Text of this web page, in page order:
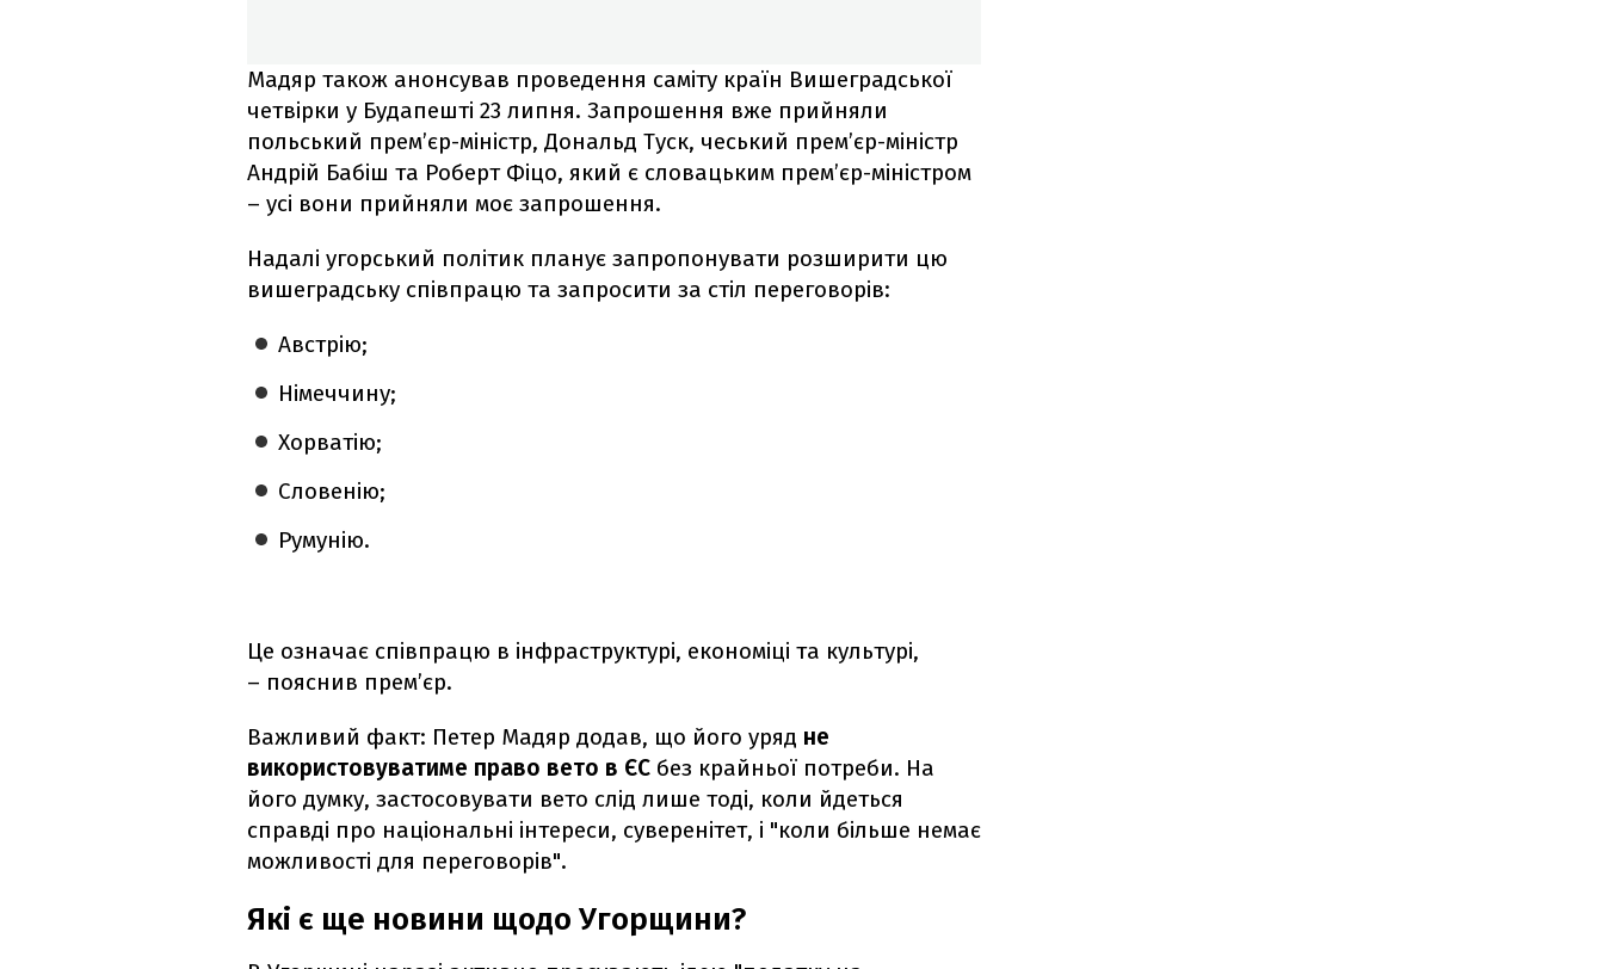
Мадяр також анонсував проведення саміту країн Вишеградської
четвірки у Будапешті 23 липня. Запрошення вже прийняли
польський прем’єр-міністр, Дональд Туск, чеський прем’єр-міністр
Андрій Бабіш та Роберт Фіцо, який є словацьким прем’єр-міністром
– усі вони прийняли моє запрошення.
Надалі угорський політик планує запропонувати розширити цю
вишеградську співпрацю та запросити за стіл переговорів:
Австрію;
Німеччину;
Хорватію;
Словенію;
Румунію.
Це означає співпрацю в інфраструктурі, економіці та культурі,
– пояснив прем’єр.
Важливий факт: Петер Мадяр додав, що його уряд не
використовуватиме право вето в ЄС без крайньої потреби. На
його думку, застосовувати вето слід лише тоді, коли йдеться
справді про національні інтереси, суверенітет, і "коли більше немає
можливості для переговорів".
Які є ще новини щодо Угорщини?